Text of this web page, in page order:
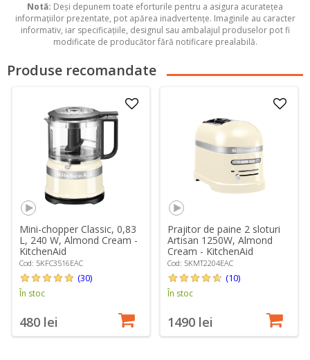
Notă: Deși depunem toate eforturile pentru a asigura acuratețea
informațiilor prezentate, pot apărea inadvertențe. Imaginile au caracter
informativ, iar specificațiile, designul sau ambalajul produselor pot fi
modificate de producător fără notificare prealabilă.
Produse recomandate
Mini-chopper Classic, 0,83
L, 240 W, Almond Cream -
KitchenAid
Cod: 5KFC3516EAC
(30)
În stoc
480 lei
Prajitor de paine 2 sloturi
Artisan 1250W, Almond
Cream - KitchenAid
Cod: 5KMT2204EAC
(10)
În stoc
1490 lei